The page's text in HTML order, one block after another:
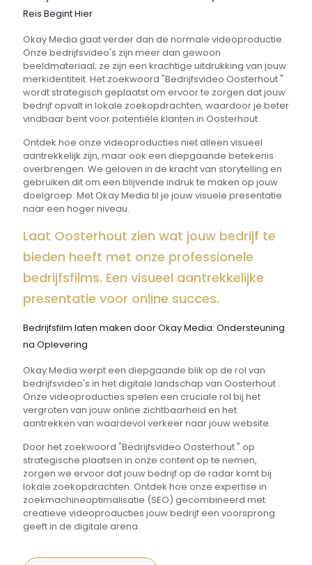
Reis Begint Hier
Okay Media gaat verder dan de normale videoproductie.
Onze bedrijfsvideo's zijn meer dan gewoon
beeldmateriaal; ze zijn een krachtige uitdrukking van jouw
merkidentiteit. Het zoekwoord "Bedrijfsvideo Oosterhout "
wordt strategisch geplaatst om ervoor te zorgen dat jouw
bedrijf opvalt in lokale zoekopdrachten, waardoor je beter
vindbaar bent voor potentiële klanten in Oosterhout .
Ontdek hoe onze videoproducties niet alleen visueel
aantrekkelijk zijn, maar ook een diepgaande betekenis
overbrengen. We geloven in de kracht van storytelling en
gebruiken dit om een blijvende indruk te maken op jouw
doelgroep. Met Okay Media til je jouw visuele presentatie
naar een hoger niveau.
Laat Oosterhout zien wat jouw bedrijf te
bieden heeft met onze professionele
bedrijfsfilms. Een visueel aantrekkelijke
presentatie voor online succes.
Bedrijfsfilm laten maken door Okay Media: Ondersteuning
na Oplevering
Okay Media werpt een diepgaande blik op de rol van
bedrijfsvideo's in het digitale landschap van Oosterhout .
Onze videoproducties spelen een cruciale rol bij het
vergroten van jouw online zichtbaarheid en het
aantrekken van waardevol verkeer naar jouw website.
Door het zoekwoord "Bedrijfsvideo Oosterhout " op
strategische plaatsen in onze content op te nemen,
zorgen we ervoor dat jouw bedrijf op de radar komt bij
lokale zoekopdrachten. Ontdek hoe onze expertise in
zoekmachineoptimalisatie (SEO) gecombineerd met
creatieve videoproducties jouw bedrijf een voorsprong
geeft in de digitale arena.